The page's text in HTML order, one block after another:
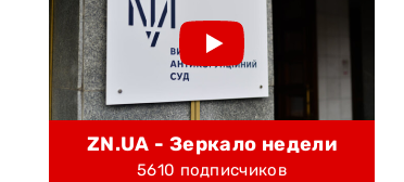
ZN.UA - Зеркало недели
5610 подписчиков